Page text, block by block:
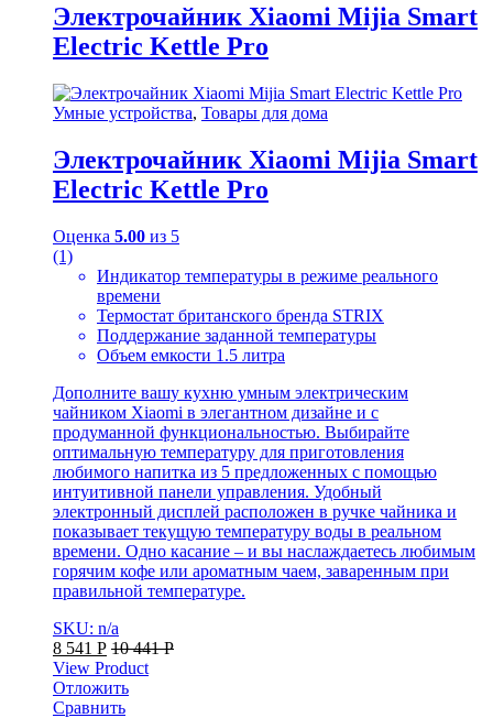
Электрочайник Xiaomi Mijia Smart
Electric Kettle Pro
Умные устройства, Товары для дома
Электрочайник Xiaomi Mijia Smart
Electric Kettle Pro
Оценка 5.00 из 5
(1)
Индикатор температуры в режиме реального
времени
Термостат британского бренда STRIX
Поддержание заданной температуры
Объем емкости 1.5 литра
Дополните вашу кухню умным электрическим
чайником Xiaomi в элегантном дизайне и с
продуманной функциональностью. Выбирайте
оптимальную температуру для приготовления
любимого напитка из 5 предложенных с помощью
интуитивной панели управления. Удобный
электронный дисплей расположен в ручке чайника и
показывает текущую температуру воды в реальном
времени. Одно касание – и вы наслаждаетесь любимым
горячим кофе или ароматным чаем, заваренным при
правильной температуре.
SKU: n/a
8 541 Р 10 441Р
View Product
Отложить
Сравнить